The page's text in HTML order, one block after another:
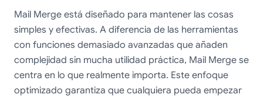
Mail Merge está diseñado para mantener las cosas
simples y efectivas. A diferencia de las herramientas
con funciones demasiado avanzadas que añaden
complejidad sin mucha utilidad práctica, Mail Merge se
centra en lo que realmente importa. Este enfoque
optimizado garantiza que cualquiera pueda empezar